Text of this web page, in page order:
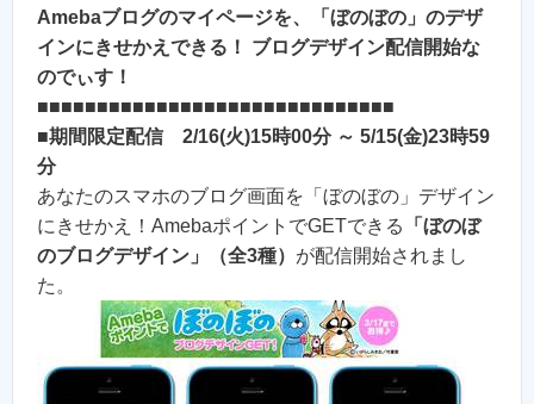
Amebaブログのマイページを、「ぼのぼの」のデザ
インにきせかえできる！ ブログデザイン配信開始な
のでぃす！
■■■■■■■■■■■■■■■■■■■■■■■■■■■■■■
■期間限定配信 2/16(火)15時00分 ～ 5/15(金)23時59
分
あなたのスマホのブログ画面を「ぼのぼの」デザイン
にきせかえ！AmebaポイントでGETできる
「ぼのぼ
のブログデザイン」（全3種） が配信開始されまし
た。